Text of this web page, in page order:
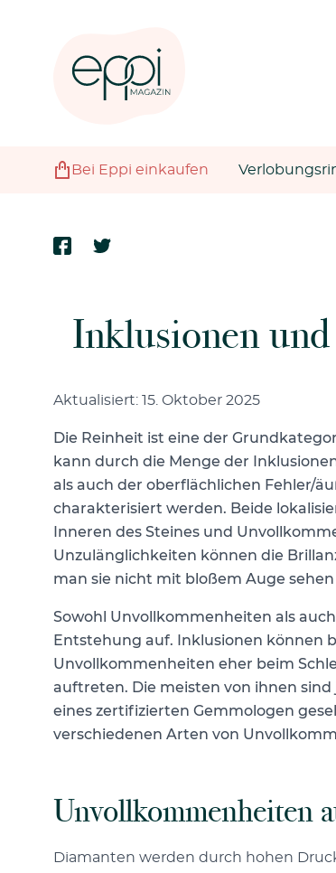
Bei Eppi einkaufen
Inklusionen
Aktualisiert: 15. Oktober 2025
Die Reinheit ist eine der
kann durch die Menge der
als auch der oberflächlichen Fehler/
charakterisiert werden. Beide
Inneren des Steines und
Unzulänglichkeiten können die
man sie nicht mit bloßem Auge
Sowohl Unvollkommenheiten als
Entstehung auf. Inklusionen können
Unvollkommenheiten eher beim
auftreten. Die meisten von ihnen sind
eines zertifizierten Gemmologen
verschiedenen Arten von
Unvollkommenheiten
Diamanten werden durch hohen